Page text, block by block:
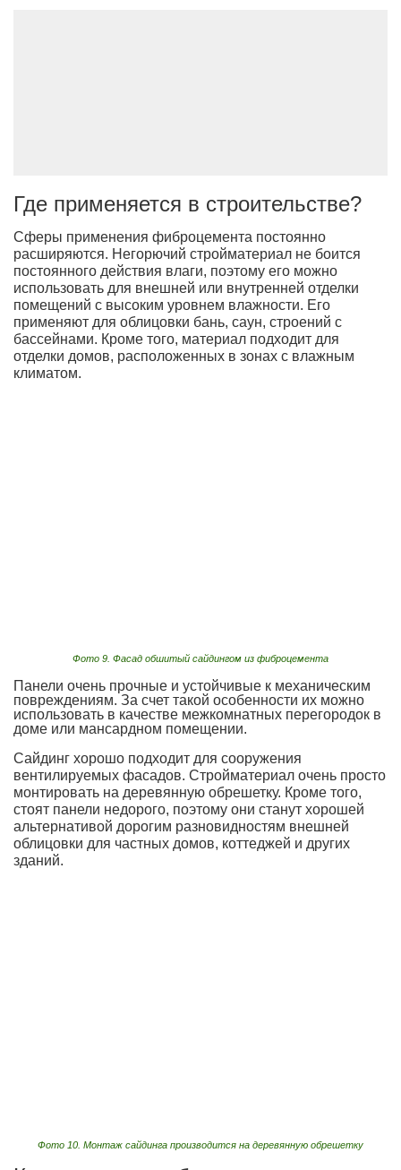
Где применяется в строительстве?
Сферы применения фиброцемента постоянно
расширяются. Негорючий стройматериал не боится
постоянного действия влаги, поэтому его можно
использовать для внешней или внутренней отделки
помещений с высоким уровнем влажности. Его
применяют для облицовки бань, саун, строений с
бассейнами. Кроме того, материал подходит для
отделки домов, расположенных в зонах с влажным
климатом.
Фото 9. Фасад обшитый сайдингом из фиброцемента
Панели очень прочные и устойчивые к механическим
повреждениям. За счет такой особенности их можно
использовать в качестве межкомнатных перегородок в
доме или мансардном помещении.
Сайдинг хорошо подходит для сооружения
вентилируемых фасадов. Стройматериал очень просто
монтировать на деревянную обрешетку. Кроме того,
стоят панели недорого, поэтому они станут хорошей
альтернативой дорогим разновидностям внешней
облицовки для частных домов, коттеджей и других
зданий.
Фото 10. Монтаж сайдинга производится на деревянную обрешетку